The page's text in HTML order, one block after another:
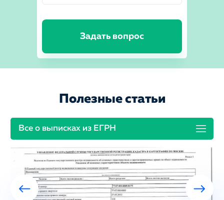
Задать вопрос
Полезные статьи
Все о выписках из ЕГРН